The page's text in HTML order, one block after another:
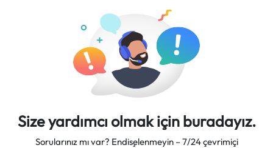
Size yardımcı olmak için buradayız.
Sorularınız mı var? Endişelenmeyin – 7/24 çevrimiçi